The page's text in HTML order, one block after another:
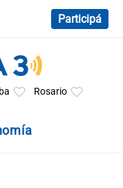
Participá
Rosario